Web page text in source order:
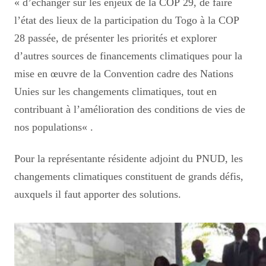
l’état des lieux de la participation du Togo à la COP
28 passée, de présenter les priorités et explorer
d’autres sources de financements climatiques pour la
mise en œuvre de la Convention cadre des Nations
Unies sur les changements climatiques, tout en
contribuant à l’amélioration des conditions de vies de
nos populations« .
Pour la représentante résidente adjoint du PNUD, les
changements climatiques constituent de grands défis,
auxquels il faut apporter des solutions.